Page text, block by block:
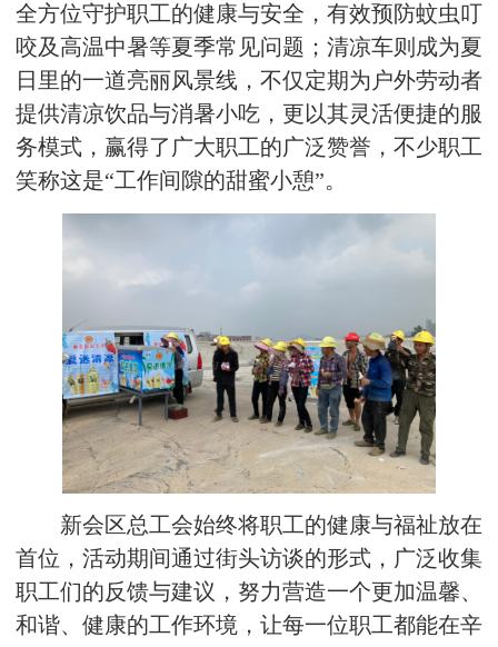
全方位守护职工的健康与安全，有效预防蚊虫叮
咬及高温中暑等夏季常见问题；清凉车则成为夏
日里的一道亮丽风景线，不仅定期为户外劳动者
提供清凉饮品与消暑小吃，更以其灵活便捷的服
务模式，赢得了广大职工的广泛赞誉，不少职工
笑称这是“工作间隙的甜蜜小憩”。
新会区总工会始终将职工的健康与福祉放在
首位，活动期间通过街头访谈的形式，广泛收集
职工们的反馈与建议，努力营造一个更加温馨、
和谐、健康的工作环境，让每一位职工都能在辛